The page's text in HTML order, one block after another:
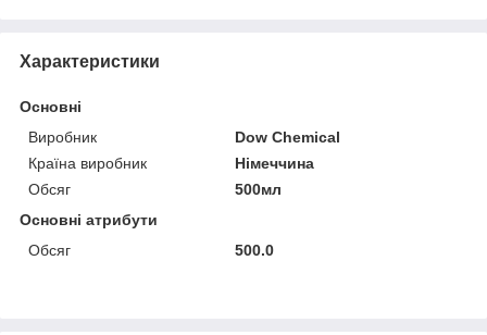
Характеристики
Основні
Виробник
Dow Chemical
Країна виробник
Німеччина
Обсяг
500мл
Основні атрибути
Обсяг
500.0